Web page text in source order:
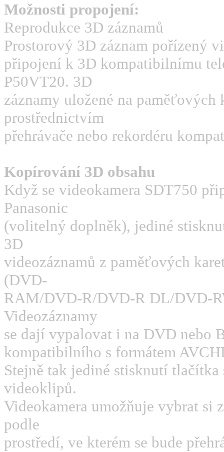
Možnosti propojení:
Reprodukce 3D záznamů
Prostorový 3D záznam pořízený
připojení k 3D kompatibilnímu
P50VT20. 3D
záznamy uložené na
prostřednictvím
přehrávače nebo rekordéru
Kopírování 3D obsahu
Když se videokamera SDT750
Panasonic
(volitelný doplněk), jediné
3D
videozáznamů z paměťových
(DVD-
RAM/DVD-R/DVD-R DL/DVD-
Videozáznamy
se dají vypalovat i na DVD nebo
kompatibilního s formátem
Stejně tak jediné stisknutí
videoklipů.
Videokamera umožňuje vybrat si
podle
prostředí, ve kterém se bude